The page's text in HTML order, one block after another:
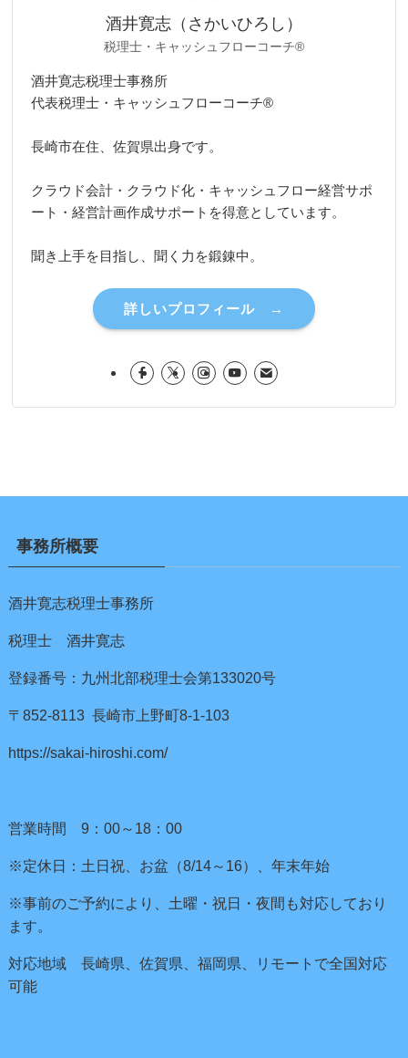
酒井寛志（さかいひろし）
税理士・キャッシュフローコーチ®
酒井寛志税理士事務所
代表税理士・キャッシュフローコーチ®
長崎市在住、佐賀県出身です。
クラウド会計・クラウド化・キャッシュフロー経営サポ
ート・経営計画作成サポートを得意としています。
聞き上手を目指し、聞く力を鍛錬中。
詳しいプロフィール →
事務所概要
酒井寛志税理士事務所
税理士 酒井寛志
登録番号：九州北部税理士会第133020号
〒852-8113 長崎市上野町8-1-103
https://sakai-hiroshi.com/
営業時間 9：00～18：00
※定休日：土日祝、お盆（8/14～16）、年末年始
※事前のご予約により、土曜・祝日・夜間も対応しており
ます。
対応地域 長崎県、佐賀県、福岡県、リモートで全国対応
可能